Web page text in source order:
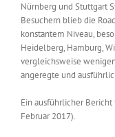
Jobshop
Suche
nach:
Nürnberg und Stuttgart
Besuchern blieb die
konstantem Niveau,
Heidelberg, Hamburg,
vergleichsweise
angeregte und
Ein ausführlicher
Februar 2017).